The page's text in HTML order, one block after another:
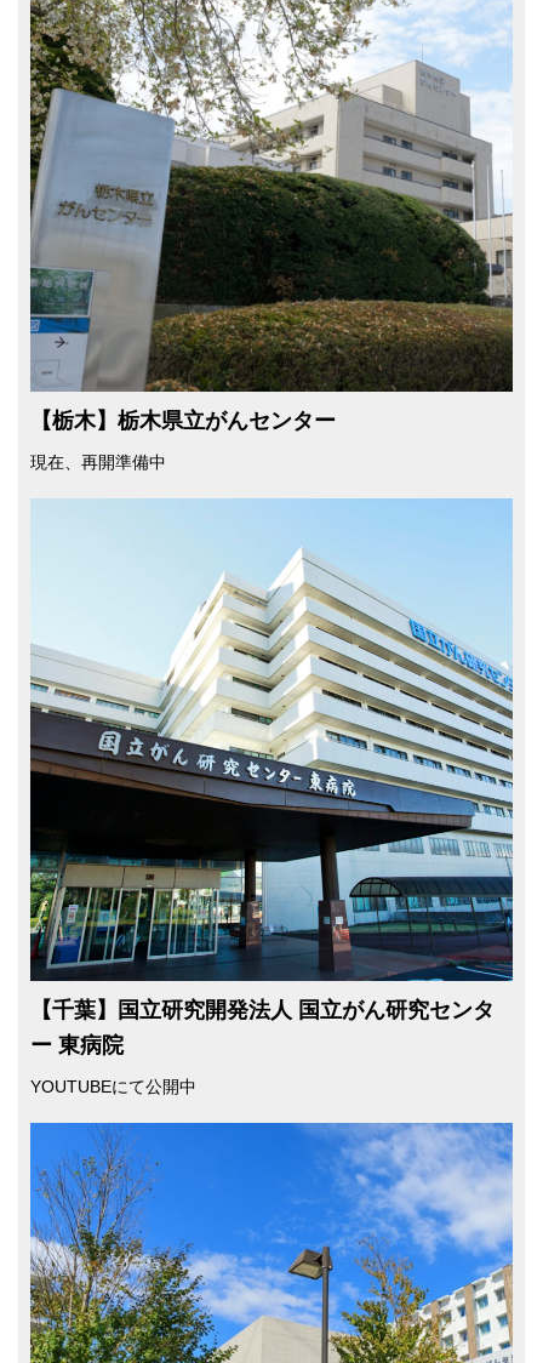
【栃⽊】栃⽊県⽴がんセンター
現在、再開準備中
【千葉】国立研究開発法人 国立がん研究センタ
ー 東病院
YOUTUBEにて公開中